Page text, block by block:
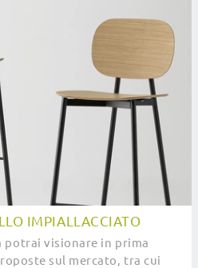
IMPIALLACCIATO
visionare in prima
sul mercato, tra cui